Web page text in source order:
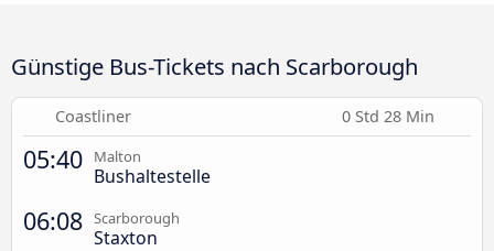
Günstige Bus-Tickets nach Scarborough
Coastliner 0 Std 28 Min
05:40 Malton
Bushaltestelle
06:08 Scarborough
Staxton